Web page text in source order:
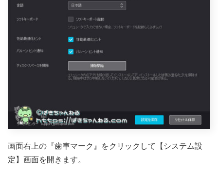
画面右上の『歯車マーク』をクリックして【システム設
定】画面を開きます。